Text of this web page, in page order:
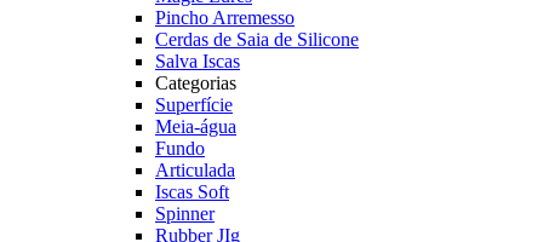
Pincho Arremesso
Cerdas de Saia de Silicone
Salva Iscas
Categorias
Superfície
Meia-água
Fundo
Articulada
Iscas Soft
Spinner
Rubber JIg